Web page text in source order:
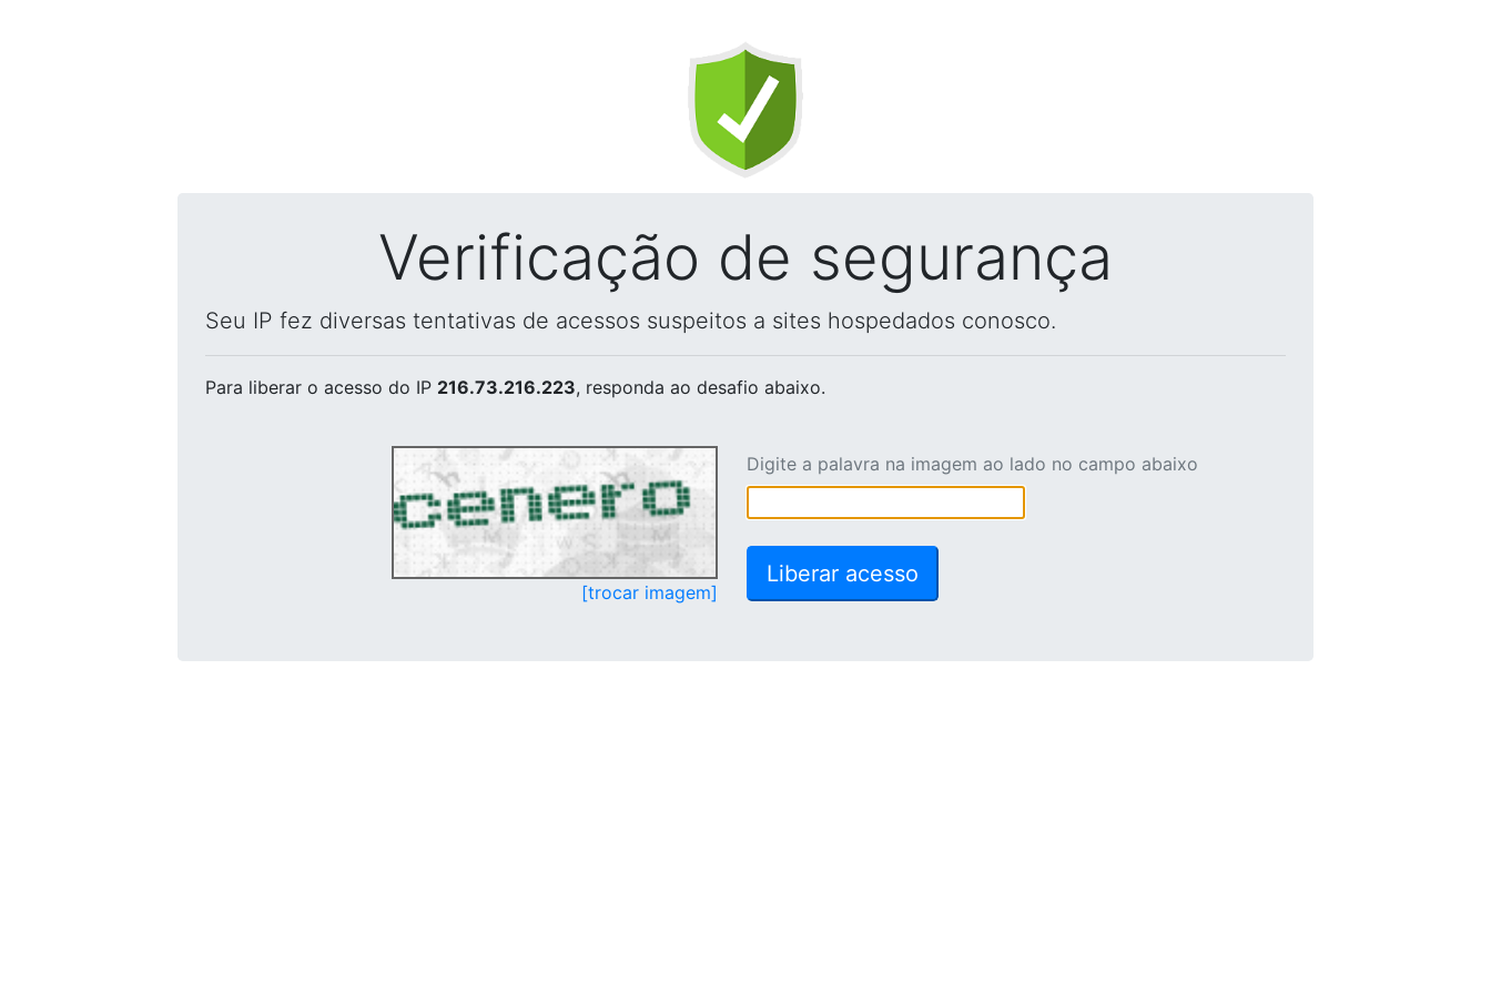
Verificação de segurança
Seu IP fez diversas tentativas de acessos suspeitos a sites hospedados conosco.
Para liberar o acesso do IP 216.73.216.223, responda ao desafio abaixo.
[trocar imagem]
Digite a palavra na imagem ao lado no campo abaixo